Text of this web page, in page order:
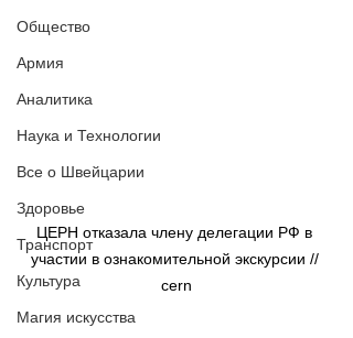
Общество
Армия
Аналитика
Наука и Технологии
Все о Швейцарии
Здоровье
Транспорт
Культура
Магия искусства
ЦЕРН отказала члену делегации РФ в
участии в ознакомительной экскурсии //
cern